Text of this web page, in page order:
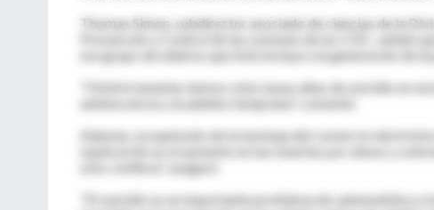
Thomas Simon, subdirector asociado de ciencias de la
Prevención y Control de las Lesiones de los CDC, señaló
"Históricamente, hemos visto tasas altas de suicidio en
Además, la explosión de la burbuja del comercio
explicación es el aumento en las muertes por abuso y
"El suicidio es un importante problema de salud pública a